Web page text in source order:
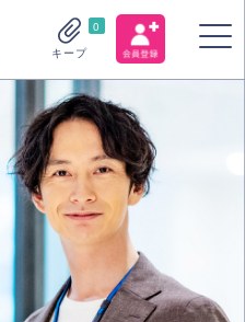
0
キープ